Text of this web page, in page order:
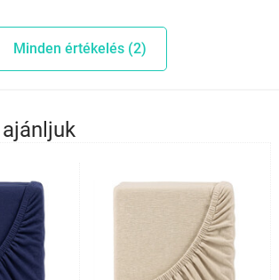
Minden értékelés (2)